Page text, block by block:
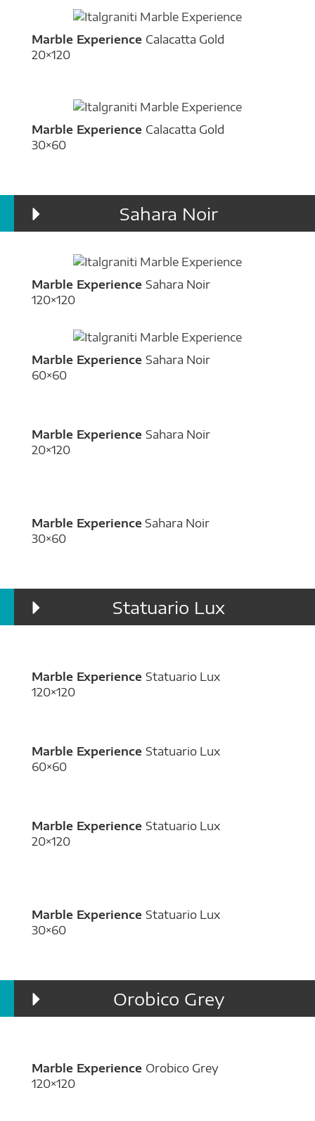
Marble Experience Calacatta Gold
20×120
Marble Experience Calacatta Gold
30×60
Sahara Noir
Marble Experience Sahara Noir
120×120
Marble Experience Sahara Noir
60×60
Marble Experience Sahara Noir
20×120
Marble Experience Sahara Noir
30×60
Statuario Lux
Marble Experience Statuario Lux
120×120
Marble Experience Statuario Lux
60×60
Marble Experience Statuario Lux
20×120
Marble Experience Statuario Lux
30×60
Orobico Grey
Marble Experience Orobico Grey
120×120